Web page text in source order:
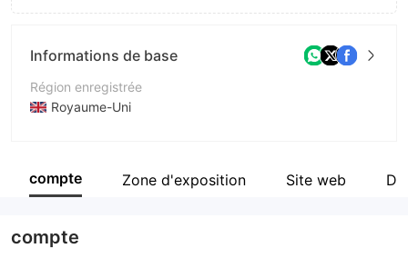
Informations de base
Région enregistrée
Royaume-Uni
Société
compte Zone d'exposition Site web
compte